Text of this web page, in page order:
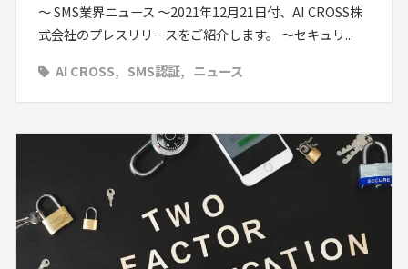
〜 SMS業界ニュース 〜2021年12月21日付、AI CROSS株
式会社のプレスリリースをご紹介します。 〜セキュリ...
AI CROSS
SMS認証 ニュース